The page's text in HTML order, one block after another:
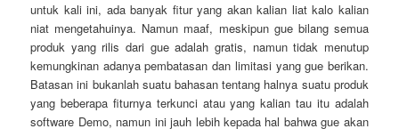
untuk kali ini, ada banyak fitur yang akan kalian liat kalo kalian
niat mengetahuinya. Namun maaf, meskipun gue bilang semua
produk yang rilis dari gue adalah gratis, namun tidak menutup
kemungkinan adanya pembatasan dan limitasi yang gue berikan.
Batasan ini bukanlah suatu bahasan tentang halnya suatu produk
yang beberapa fiturnya terkunci atau yang kalian tau itu adalah
software Demo, namun ini jauh lebih kepada hal bahwa gue akan